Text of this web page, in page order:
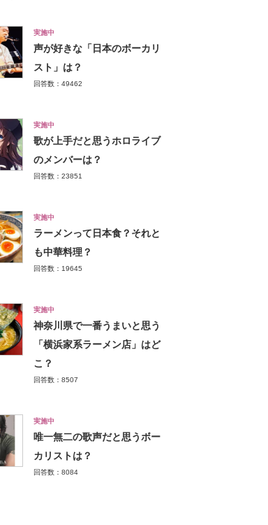
実施中
声が好きな「日本のボーカリ
スト」は？
回答数：49462
実施中
歌が上手だと思うホロライブ
のメンバーは？
回答数：23851
実施中
ラーメンって日本食？それと
も中華料理？
回答数：19645
実施中
神奈川県で一番うまいと思う
「横浜家系ラーメン店」はど
こ？
回答数：8507
実施中
唯一無二の歌声だと思うボー
カリストは？
回答数：8084